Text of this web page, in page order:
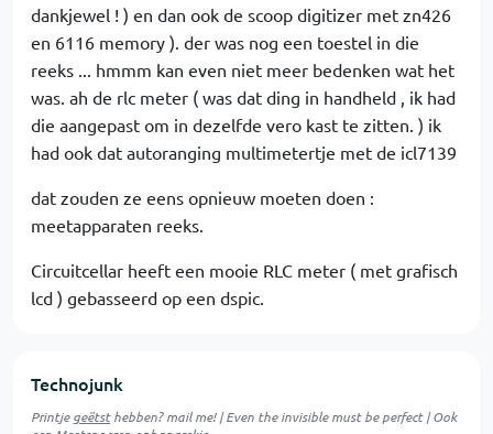
dankjewel ! ) en dan ook de scoop digitizer met zn426
en 6116 memory ). der was nog een toestel in die
reeks ... hmmm kan even niet meer bedenken wat het
was. ah de rlc meter ( was dat ding in handheld , ik had
die aangepast om in dezelfde vero kast te zitten. ) ik
had ook dat autoranging multimetertje met de icl7139
dat zouden ze eens opnieuw moeten doen :
meetapparaten reeks.
Circuitcellar heeft een mooie RLC meter ( met grafisch
lcd ) gebasseerd op een dspic.
Technojunk
Printjegeëtsthebben? mail me! | Even the invisible must be perfect | Ook